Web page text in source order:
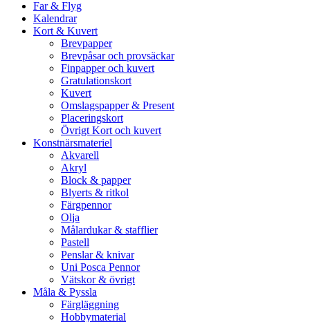
Far & Flyg
Kalendrar
Kort & Kuvert
Brevpapper
Brevpåsar och provsäckar
Finpapper och kuvert
Gratulationskort
Kuvert
Omslagspapper & Present
Placeringskort
Övrigt Kort och kuvert
Konstnärsmateriel
Akvarell
Akryl
Block & papper
Blyerts & ritkol
Färgpennor
Olja
Målardukar & stafflier
Pastell
Penslar & knivar
Uni Posca Pennor
Vätskor & övrigt
Måla & Pyssla
Färgläggning
Hobbymaterial